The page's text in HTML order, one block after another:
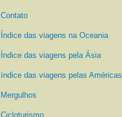
Contato
Índice das viagens na Oceania
Índice das viagens pela Ásia
índice das viagens pelas Américas
Mergulhos
Cicloturismo